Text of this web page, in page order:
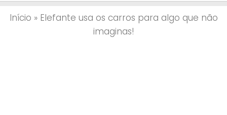
Início » Elefante usa os carros para algo que não
imaginas!